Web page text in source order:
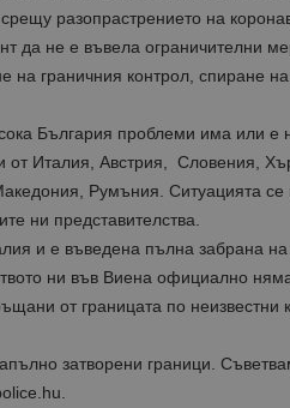
разопрастрението на
да не е въвела ограничителни
на граничния контрол, спиране
България проблеми има или е
Италия, Австрия, Словения,
Румъния. Ситуацията се
ни представителства.
и е въведена пълна забрана
ни във Виена официално
от границата по
затворени граници.